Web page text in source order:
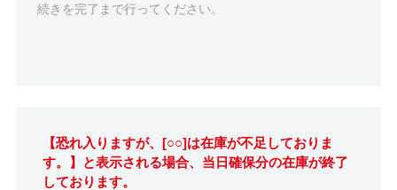
続きを完了まで行ってください。
【恐れ入りますが、[○○]は在庫が不足しておりま
す。】と表示される場合、当日確保分の在庫が終了
しております。